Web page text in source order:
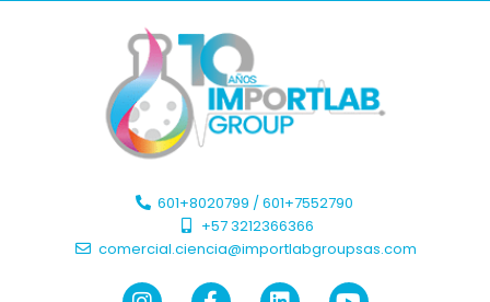
601+8020799 / 601+7552790 ​
+57 3212366366​
comercial.ciencia@importlabgroupsas.com